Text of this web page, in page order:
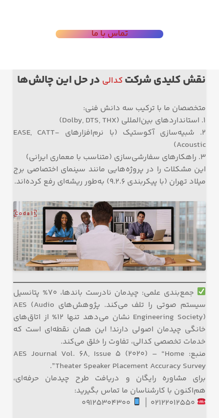
تماس با ما
نقش کلیدی شرکتکدالی در حل این چالش‌ها
متخصصان ما با ترکیب سه دانش فنی:
۱. استانداردهای بین‌المللی (Dolby, DTS, THX)
۲. شبیه‌سازی آکوستیک (با نرم‌افزارهای EASE, CATT-
Acoustic)
۳. راهکارهای سفارشی‌سازی (متناسب با معماری ایرانی)
این مشکلات را در پروژه‌هایی مانند سینمای اختصاصی برج
میلاد تهران (با پیکربندی ۹.۲.۶) به‌طور ریشه‌ای رفع کرده‌اند.
جمع‌بندی علمی: چیدمان نادرست باندها، ۷۰% پتانسیل
سیستم صوتی را تلف می‌کند. پژوهش‌های AES (Audio
Engineering Society) نشان می‌دهد تنها ۱۲% از اتاق‌های
خانگی چیدمان اصولی دارند! این همان نقطه‌ای است که
خدمات تخصصی کدالی، تفاوت را خلق می‌کند.
منبع: AES Journal Vol. 68, Issue 5 (2020) – “Home
Theater Speaker Placement Accuracy Survey”.
برای مشاوره رایگان و دریافت طرح چیدمان حرفه‌ای،
هم‌اکنون با کارشناسان ما تماس بگیرید: